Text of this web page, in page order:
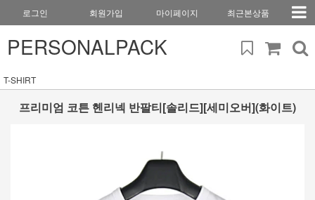
로그인 회원가입 마이페이지 최근본상품
PERSONALPACK
T-SHIRT
프리미엄 코튼 헨리넥 반팔티[솔리드][세미오버](화이트)